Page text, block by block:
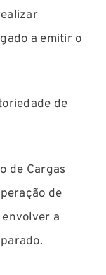
a emitir o
de
de Cargas
de
a